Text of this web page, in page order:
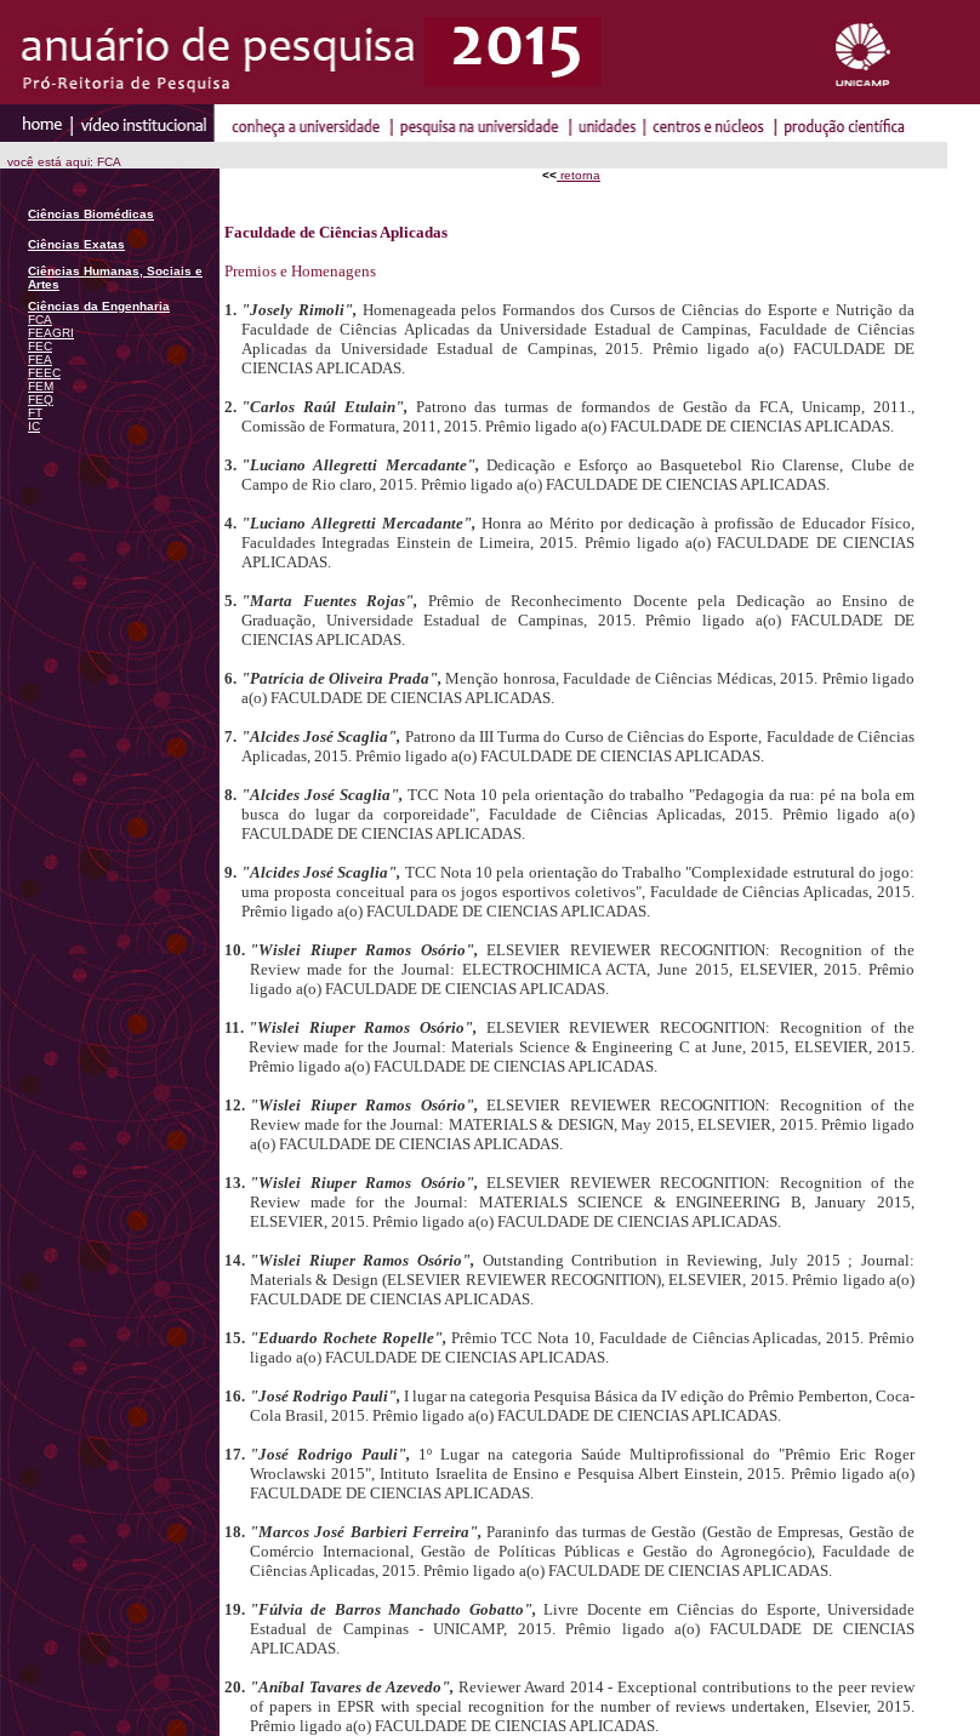
você está aqui: FCA
Ciências Biomédicas
Ciências Exatas
Ciências Humanas, Sociais e
Artes
Ciências da Engenharia
FCA
FEAGRI
FEC
FEA
FEEC
FEM
FEQ
FT
IC
<< retorna
Faculdade de Ciências Aplicadas
Premios e Homenagens
1. "Josely Rimoli", Homenageada pelos Formandos dos Cursos de Ciências do Esporte e Nutrição da
Faculdade de Ciências Aplicadas da Universidade Estadual de Campinas, Faculdade de Ciências
Aplicadas da Universidade Estadual de Campinas, 2015. Prêmio ligado a(o) FACULDADE DE
CIENCIAS APLICADAS.
2. "Carlos Raúl Etulain", Patrono das turmas de formandos de Gestão da FCA, Unicamp, 2011.,
Comissão de Formatura, 2011, 2015. Prêmio ligado a(o) FACULDADE DE CIENCIAS APLICADAS.
3. "Luciano Allegretti Mercadante",Dedicação e Esforço ao Basquetebol Rio Clarense, Clube de
Campo de Rio claro, 2015. Prêmio ligado a(o) FACULDADE DE CIENCIAS APLICADAS.
4. "Luciano Allegretti Mercadante", Honra ao Mérito por dedicação à profissão de Educador Físico,
Faculdades Integradas Einstein de Limeira, 2015. Prêmio ligado a(o) FACULDADE DE CIENCIAS
APLICADAS.
5. "Marta Fuentes Rojas", Prêmio de Reconhecimento Docente pela Dedicação ao Ensino de
Graduação, Universidade Estadual de Campinas, 2015. Prêmio ligado a(o) FACULDADE DE
CIENCIAS APLICADAS.
6. "Patrícia de Oliveira Prada", Menção honrosa, Faculdade de Ciências Médicas, 2015. Prêmio ligado
a(o) FACULDADE DE CIENCIAS APLICADAS.
7. "Alcides José Scaglia", Patrono da III Turma do Curso de Ciências do Esporte, Faculdade de Ciências
Aplicadas, 2015. Prêmio ligado a(o) FACULDADE DE CIENCIAS APLICADAS.
8. "Alcides José Scaglia", TCC Nota 10 pela orientação do trabalho "Pedagogia da rua: pé na bola em
busca do lugar da corporeidade", Faculdade de Ciências Aplicadas, 2015. Prêmio ligado a(o)
FACULDADE DE CIENCIAS APLICADAS.
9. "Alcides José Scaglia", TCC Nota 10 pela orientação do Trabalho "Complexidade estrutural do jogo:
uma proposta conceitual para os jogos esportivos coletivos", Faculdade de Ciências Aplicadas, 2015.
Prêmio ligado a(o) FACULDADE DE CIENCIAS APLICADAS.
10. "Wislei Riuper Ramos Osório",ELSEVIER REVIEWER RECOGNITION: Recognition of the
Review made for the Journal: ELECTROCHIMICA ACTA, June 2015, ELSEVIER, 2015. Prêmio
ligado a(o) FACULDADE DE CIENCIAS APLICADAS.
11. "Wislei Riuper Ramos Osório", ELSEVIER REVIEWER RECOGNITION: Recognition of the
Review made for the Journal: Materials Science & Engineering C at June, 2015, ELSEVIER, 2015.
Prêmio ligado a(o) FACULDADE DE CIENCIAS APLICADAS.
12. "Wislei Riuper Ramos Osório",ELSEVIER REVIEWER RECOGNITION: Recognition of the
Review made for the Journal: MATERIALS & DESIGN, May 2015, ELSEVIER, 2015. Prêmio ligado
a(o) FACULDADE DE CIENCIAS APLICADAS.
13. "Wislei Riuper Ramos Osório",ELSEVIER REVIEWER RECOGNITION: Recognition of the
Review made for the Journal: MATERIALS SCIENCE & ENGINEERING B, January 2015,
ELSEVIER, 2015. Prêmio ligado a(o) FACULDADE DE CIENCIAS APLICADAS.
14. "Wislei Riuper Ramos Osório", Outstanding Contribution in Reviewing, July 2015 ; Journal:
Materials & Design (ELSEVIER REVIEWER RECOGNITION), ELSEVIER, 2015. Prêmio ligado a(o)
FACULDADE DE CIENCIAS APLICADAS.
15. "Eduardo Rochete Ropelle", Prêmio TCC Nota 10, Faculdade de Ciências Aplicadas, 2015. Prêmio
ligado a(o) FACULDADE DE CIENCIAS APLICADAS.
16. "José Rodrigo Pauli", I lugar na categoria Pesquisa Básica da IV edição do Prêmio Pemberton, Coca-
Cola Brasil, 2015. Prêmio ligado a(o) FACULDADE DE CIENCIAS APLICADAS.
17. "José Rodrigo Pauli", 1º Lugar na categoria Saúde Multiprofissional do "Prêmio Eric Roger
Wroclawski 2015", Intituto Israelita de Ensino e Pesquisa Albert Einstein, 2015. Prêmio ligado a(o)
FACULDADE DE CIENCIAS APLICADAS.
18. "Marcos José Barbieri Ferreira",Paraninfo das turmas de Gestão (Gestão de Empresas, Gestão de
Comércio Internacional, Gestão de Políticas Públicas e Gestão do Agronegócio), Faculdade de
Ciências Aplicadas, 2015. Prêmio ligado a(o) FACULDADE DE CIENCIAS APLICADAS.
19. "Fúlvia de Barros Manchado Gobatto",Livre Docente em Ciências do Esporte, Universidade
Estadual de Campinas - UNICAMP, 2015. Prêmio ligado a(o) FACULDADE DE CIENCIAS
APLICADAS.
20. "Aníbal Tavares de Azevedo",Reviewer Award 2014 - Exceptional contributions to the peer review
of papers in EPSR with special recognition for the number of reviews undertaken, Elsevier, 2015.
Prêmio ligado a(o) FACULDADE DE CIENCIAS APLICADAS.